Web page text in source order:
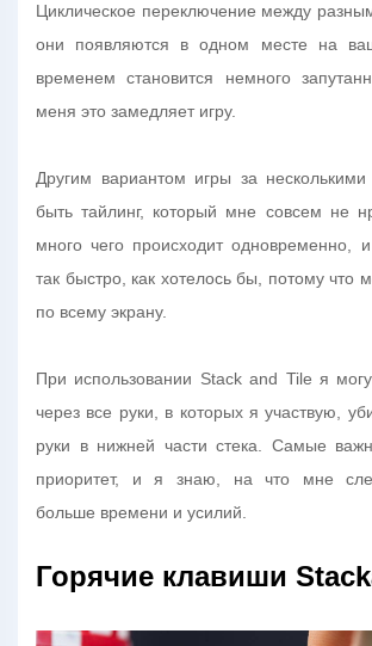
Циклическое переключение между
они появляются в одном месте на
временем становится немного
меня это замедляет игру.
Другим вариантом игры за
быть тайлинг, который мне совсем не
много чего происходит одновременно,
так быстро, как хотелось бы, потому что
по всему экрану.
При использовании Stack and Tile я
через все руки, в которых я участвую,
руки в нижней части стека. Самые
приоритет, и я знаю, на что мне
больше времени и усилий.
Горячие клавиши